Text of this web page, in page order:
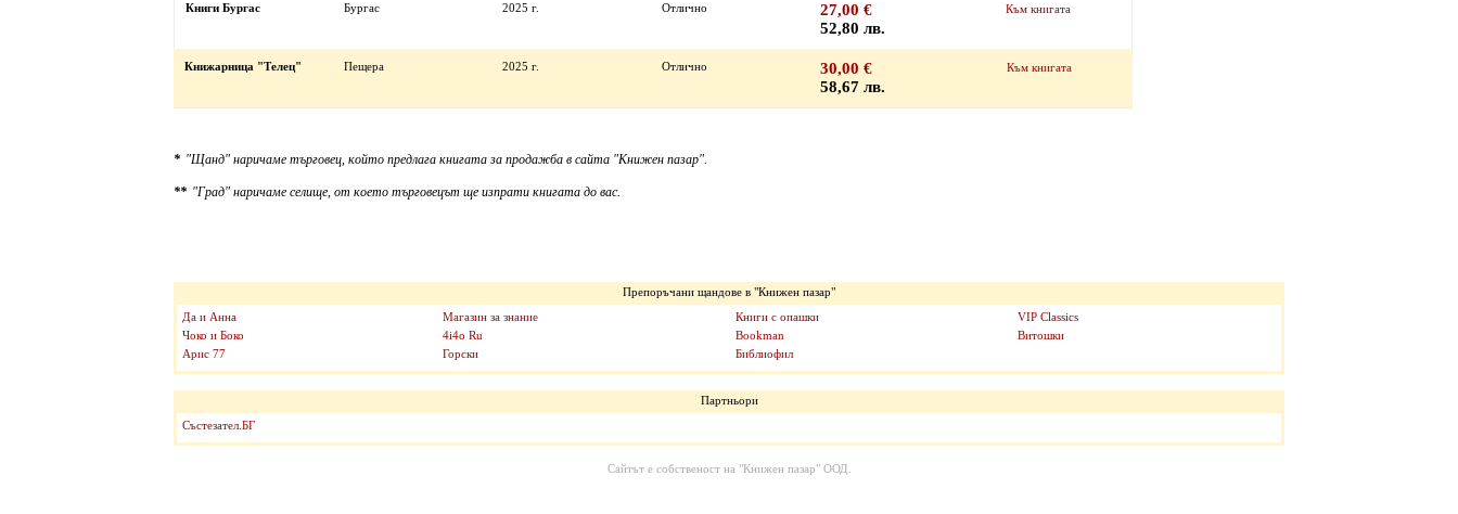
Книги Бургас Бургас 2025 г. Отлично
27,00 €
52,80 лв.
Към книгата
Книжарница "Телец" Пещера 2025 г. Отлично
30,00 €
58,67 лв.
Към книгата
* "Щанд" наричаме търговец, който предлага книгата за продажба в сайта "Книжен пазар".
** "Град" наричаме селище, от което търговецът ще изпрати книгата до вас.
Препоръчани щандове в "Книжен пазар"
Да и Анна
Чоко и Боко
Арис 77
Магазин за знание
4i4o Ru
Горски
Книги с опашки
Bookman
Библиофил
VIP Classics
Витошки
Партньори
Състезател.БГ
Сайтът е собственост на "Книжен пазар" ООД